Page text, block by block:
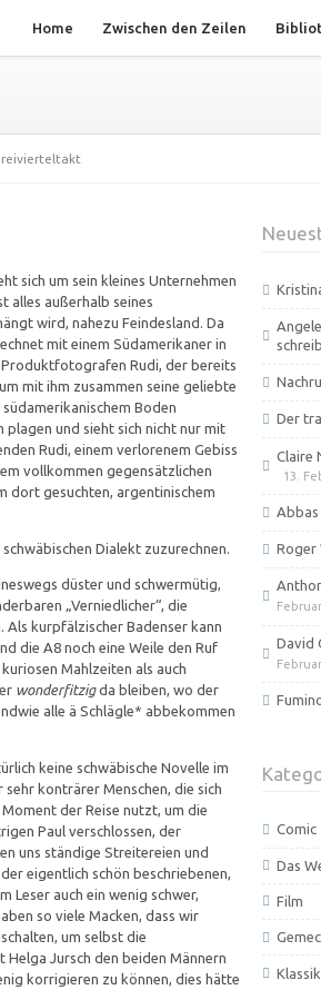
Home Zwischen den Zeilen
sich um sein kleines Unternehmen
alles außerhalb seines
wird, nahezu Feindesland. Da
mit einem Südamerikaner in
Rudi, der bereits
mit ihm zusammen seine geliebte
Boden
plagen und sieht sich nicht nur mit
Rudi, einem verlorenem Gebiss
vollkommen gegensätzlichen
dort gesuchten, argentinischem
Dialekt zuzurechnen.
düster und schwermütig,
„Verniedlicher“, die
Als kurpfälzischer Badenser kann
die A8 noch eine Weile den Ruf
Mahlzeiten als auch
wonderfitzigda bleiben, wo der
alle ä Schlägle* abbekommen
keine schwäbische Novelle im
konträrer Menschen, die sich
der Reise nutzt, um die
Paul verschlossen, der
uns ständige Streitereien und
eigentlich schön beschriebenen,
Leser auch ein wenig schwer,
so viele Macken, dass wir
um selbst die
Helga Jursch den beiden Männern
korrigieren zu können, dies hätte
Der
Claire
13.
Abbas
Roger
David
Comic
Das
Film